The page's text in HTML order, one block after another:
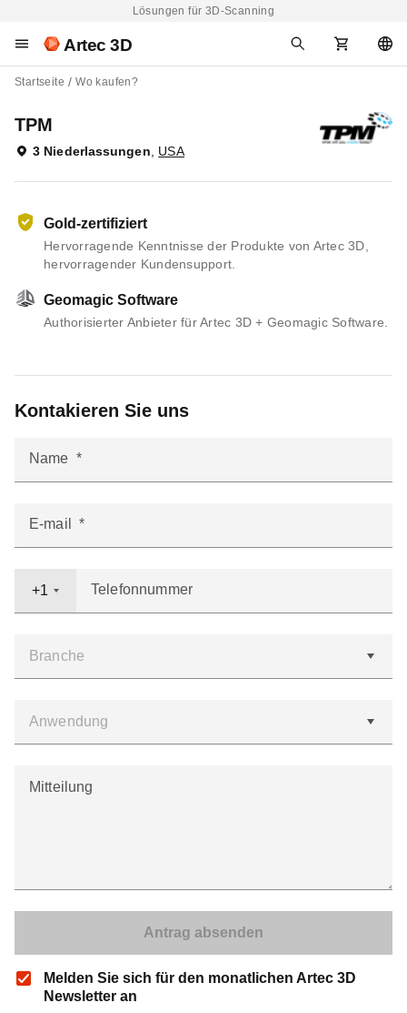
Lösungen für 3D-Scanning
Artec 3D
Startseite Wo kaufen?
TPM
3 Niederlassungen USA
Gold-zertifiziert
Hervorragende Kenntnisse der Produkte von Artec 3D,
hervorragender Kundensupport.
Geomagic Software
Authorisierter Anbieter für Artec 3D + Geomagic Software.
Kontakieren Sie uns
Name
E-mail
Telefonnummer
+1
Mitteilung
Melden Sie sich für den monatlichen Artec 3D
Newsletter an